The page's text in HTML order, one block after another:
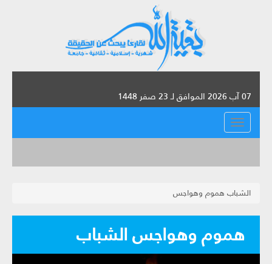
07 آب 2026 الموافق لـ 23 صفر 1448
القائمة
الشباب هموم وهواجس
هموم وهواجس الشباب‏